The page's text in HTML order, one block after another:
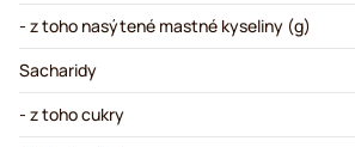
- z toho nasýtené mastné kyseliny (g)
Sacharidy
- z toho cukry